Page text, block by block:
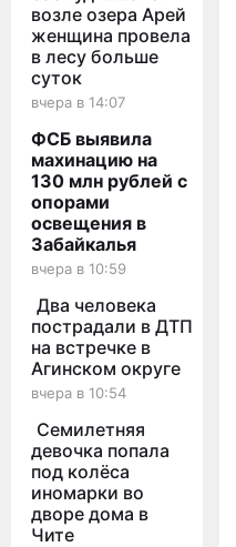
возле озера Арей
женщина провела
в лесу больше
суток
вчера в 14:07
ФСБ выявила
махинацию на
130 млн рублей с
опорами
освещения в
Забайкалья
вчера в 10:59
Два человека
пострадали в ДТП
на встречке в
Агинском округе
вчера в 10:54
Семилетняя
девочка попала
под колёса
иномарки во
дворе дома в
Чите